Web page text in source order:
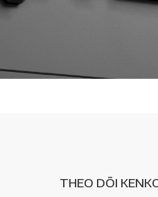
THEO DÕI